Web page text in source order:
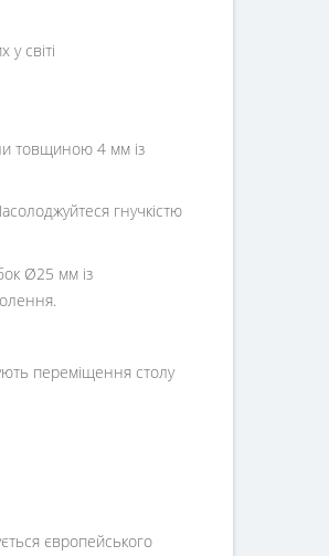
світі
товщиною 4 мм із
гнучкістю
Ø25 мм із
переміщення столу
європейського